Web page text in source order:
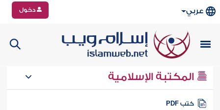
عربي دخول
المكتبة الإسلامية